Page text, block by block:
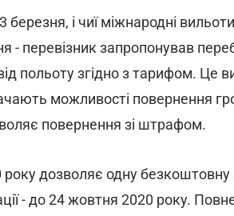
і чиї міжнародні
- перевізник запропонував
польоту згідно з тарифом. Це
можливості повернення
повернення зі штрафом.
року дозволяє одну
- до 24 жовтня 2020 року.